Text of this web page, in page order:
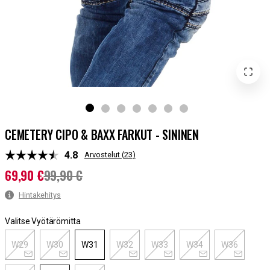
CEMETERY CIPO & BAXX FARKUT - SININEN
Keskimääräinen luokitus:
4.8 Arvostelut (23)
Nykyinen hinta:69,90 €
69,90 €99,90 €
Hintakehitys
Valitse Vyötärömitta
W29 W30 W31 W32 W33 W34 W36